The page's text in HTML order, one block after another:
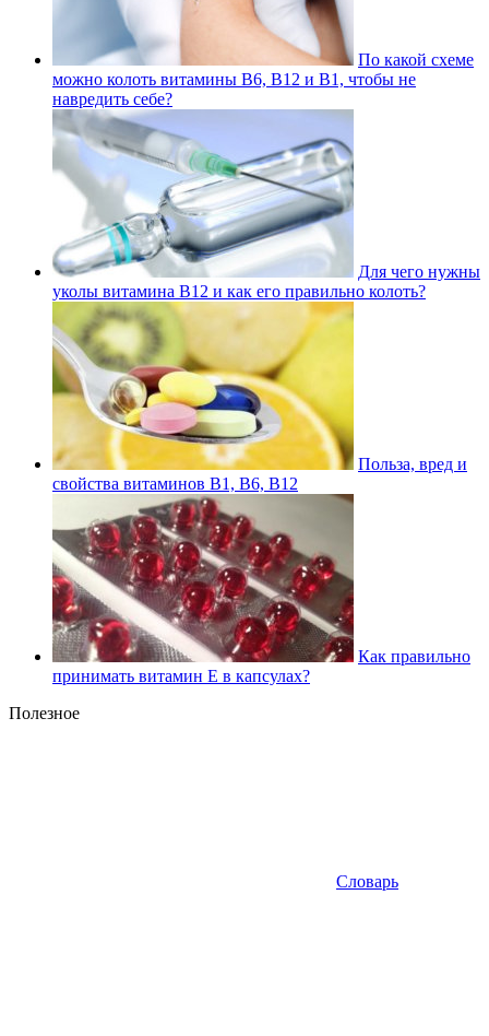
По какой схеме
можно колоть витамины В6, В12 и В1, чтобы не
навредить себе?
Для чего нужны
уколы витамина В12 и как его правильно колоть?
Польза, вред и
свойства витаминов В1, В6, В12
Как правильно
принимать витамин Е в капсулах?
Полезное
Словарь